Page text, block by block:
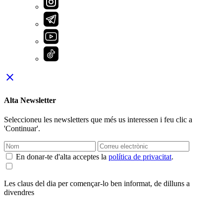
close
Alta Newsletter
Seleccioneu les newsletters que més us interessen i feu clic a
'Continuar'.
En donar-te d'alta acceptes la política de privacitat.
Les claus del dia per començar-lo ben informat, de dilluns a
divendres